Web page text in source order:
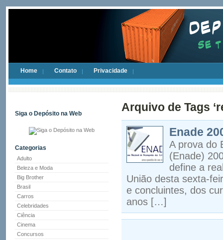
Home Contato Privacidade
Siga o Depósito na Web
Categorias
Adulto
Beleza e Moda
Big Brother
Brasil
Carros
Celebridades
Ciência
Cinema
Concursos
Arquivo de Tags
Enade
A prova do
(Enade)
define a
União desta sexta-
e concluintes, dos
anos […]